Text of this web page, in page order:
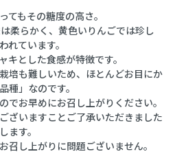
てもその糖度の高さ。
柔らかく、黄色いりんごでは珍し
れています。
キとした食感が特徴です。
培も難しいため、ほとんどお目にか
種」なのです。
でお早めにお召し上がりください。
ざいますことご了承いただきました
ます。
召し上がりに問題ございません。